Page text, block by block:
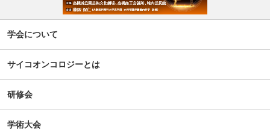
「第5回せん妄対応プログラム研修会」開催について
【新旧対照表訂正】「がん等の診療に携わる医師等に対す
のための公開シンポジウム-開催のお知らせ
学会について
サイコオンコロジーとは
研修会
学術大会